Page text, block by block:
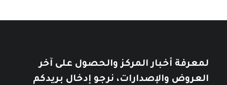
كتبه ياسمين قعيق
لمعرفة أخبار المركز والحصول على آخر
العروض والإصدارات، نرجو إدخال بريدكم